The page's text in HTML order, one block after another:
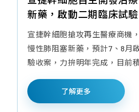
新藥，啟動二期臨床試
宣捷幹細胞搶攻再生醫療商機
慢性肺阻塞新藥，預計7、8月
驗收案，力拚明年完成，目前
了解更多